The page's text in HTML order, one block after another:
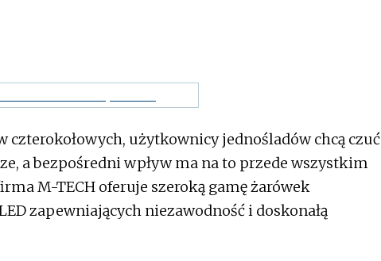
czterokołowych, użytkownicy jednośladów chcą czuć
a bezpośredni wpływ ma na to przede wszystkim
M-TECH oferuje szeroką gamę żarówek
zapewniających niezawodność i doskonałą